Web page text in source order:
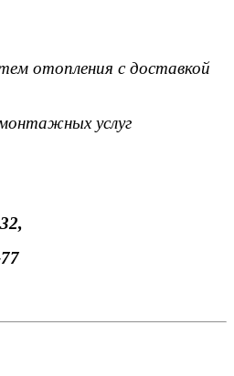
отопления с доставкой
услуг